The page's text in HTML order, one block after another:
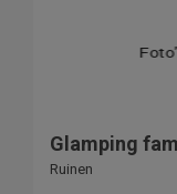
Glamping
Ruinen